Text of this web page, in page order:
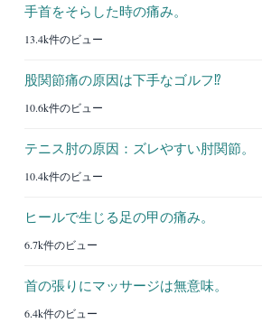
手首をそらした時の痛み。
13.4k件のビュー
股関節痛の原因は下手なゴルフ⁉︎
10.6k件のビュー
テニス肘の原因：ズレやすい肘関節。
10.4k件のビュー
ヒールで生じる足の甲の痛み。
6.7k件のビュー
首の張りにマッサージは無意味。
6.4k件のビュー